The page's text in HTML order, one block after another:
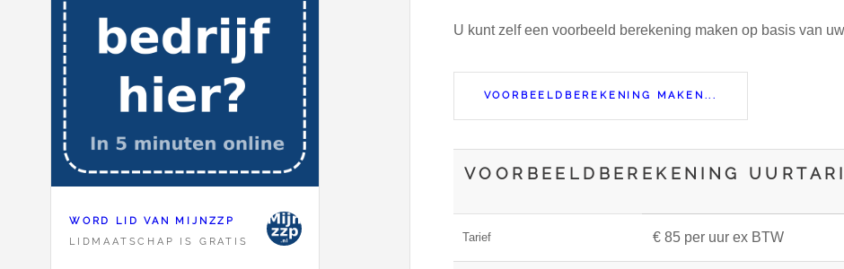
WORD LID VAN MIJNZZP
LIDMAATSCHAP IS GRATIS
U kunt zelf een voorbeeld berekening maken op basis van
VOORBEELDBEREKENING MAKEN...
VOORBEELDBEREKENING
Tarief € 85 per uur ex BTW